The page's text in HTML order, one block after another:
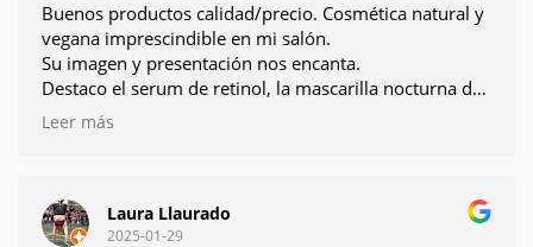
Buenos productos calidad/precio. Cosmética natural y
vegana imprescindible en mi salón.
Su imagen y presentación nos encanta.
Destaco el serum de retinol, la mascarilla nocturna de
Intense, y su protector solar urbano 50+
Leer más
Laura Llaurado
2025-01-29